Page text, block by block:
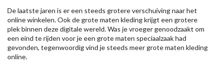
De laatste jaren is er een steeds grotere verschuiving naar het
online winkelen. Ook de grote maten kleding krijgt een grotere
plek binnen deze digitale wereld. Was je vroeger genoodzaakt om
een eind te rijden voor je een grote maten speciaalzaak had
gevonden, tegenwoordig vind je steeds meer grote maten kleding
online.